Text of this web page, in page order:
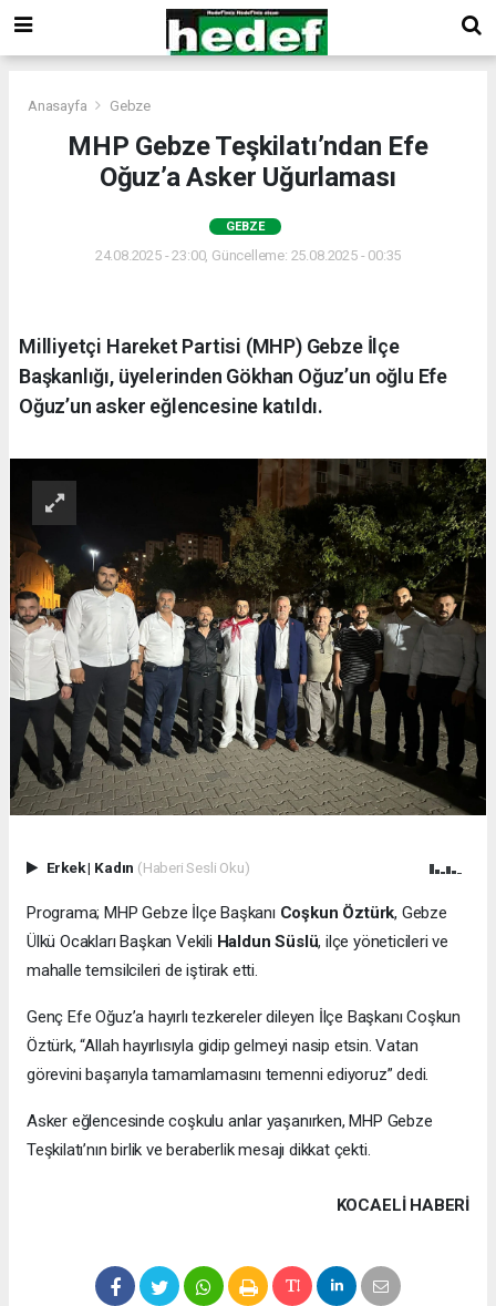
Anasayfa Gebze
MHP Gebze Teşkilatı’ndan Efe
Oğuz’a Asker Uğurlaması
GEBZE
24.08.2025 - 23:00, Güncelleme: 25.08.2025 - 00:35
Milliyetçi Hareket Partisi (MHP) Gebze İlçe
Başkanlığı, üyelerinden Gökhan Oğuz’un oğlu Efe
Oğuz’un asker eğlencesine katıldı.
Erkek| Kadın (Haberi Sesli Oku)
Programa; MHP Gebze İlçe Başkanı Coşkun Öztürk, Gebze
Ülkü Ocakları Başkan Vekili Haldun Süslü, ilçe yöneticileri ve
mahalle temsilcileri de iştirak etti.
Genç Efe Oğuz’a hayırlı tezkereler dileyen İlçe Başkanı Coşkun
Öztürk, “Allah hayırlısıyla gidip gelmeyi nasip etsin. Vatan
görevini başarıyla tamamlamasını temenni ediyoruz” dedi.
Asker eğlencesinde coşkulu anlar yaşanırken, MHP Gebze
Teşkilatı’nın birlik ve beraberlik mesajı dikkat çekti.
KOCAELI HABERİ